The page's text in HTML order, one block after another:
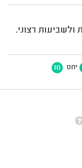
ולשביעות רצוני.
יחס 10